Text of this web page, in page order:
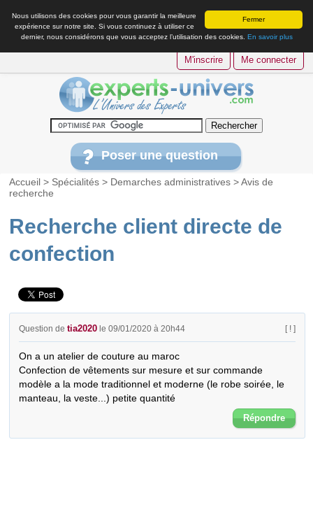
Fermer
Nous utilisons des cookies pour vous garantir la meilleure
expérience sur notre site. Si vous continuez à utiliser ce
dernier, nous considérons que vous acceptez l’utilisation des cookies. En savoir plus
M'inscrire Me connecter
Poser une question
Accueil > Spécialités > Demarches administratives >Avis de
recherche
Recherche client directe de
confection
Question detia2020 le 09/01/2020 à 20h44 [ ! ]
On a un atelier de couture au maroc‏
Confection de vêtements sur mesure et sur commande
modèle a la mode traditionnel et moderne (le robe soirée, le
manteau, la veste...) petite quantité
Répondre